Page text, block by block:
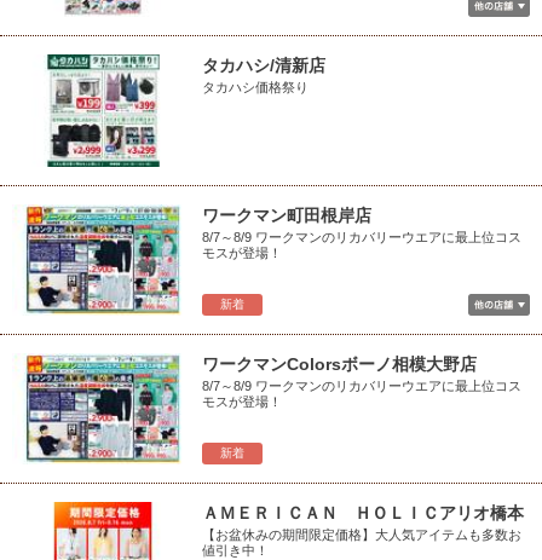
タカハシ/清新店
タカハシ価格祭り
新着
ワークマン町田根岸店
8/7～8/9 ワークマンのリカバリーウエアに最上位コス
モスが登場！
新着
ワークマンColorsボーノ相模大野店
8/7～8/9 ワークマンのリカバリーウエアに最上位コス
モスが登場！
ＡＭＥＲＩＣＡＮ ＨＯＬＩＣアリオ橋本
【お盆休みの期間限定価格】大人気アイテムも多数お
値引き中！